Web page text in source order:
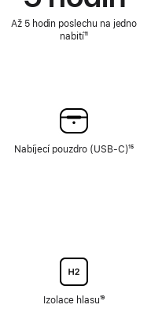
Až 5 hodin poslechu na jedno
nabitíPoznámka
¹¹
Nabíjecí pouzdro (USB‑C)¹⁵
Izolace hlasuPoznámka
¹⁹